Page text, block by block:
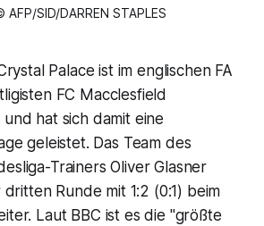
SID/DARREN STAPLES
Palace ist im englischen FA
FC Macclesfield
hat sich damit eine
geleistet. Das Team des
Trainers Oliver Glasner
Runde mit 1:2 (0:1) beim
Laut BBC ist es die "größte